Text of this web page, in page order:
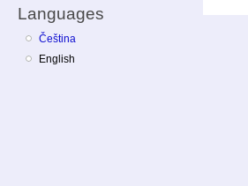
Languages
Čeština
English